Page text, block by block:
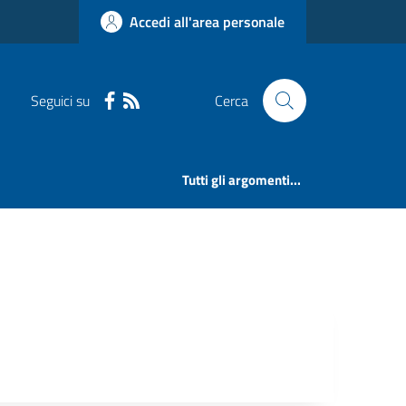
Accedi all'area personale
Seguici su Cerca
Tutti gli argomenti...